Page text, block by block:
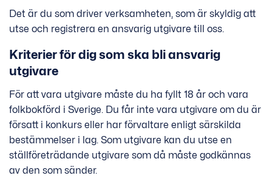
Det är du som driver verksamheten, som är skyldig att
utse och registrera en ansvarig utgivare till oss.
Kriterier för dig som ska bli ansvarig
utgivare
För att vara utgivare måste du ha fyllt 18 år och vara
folkbokförd i Sverige. Du får inte vara utgivare om du är
försatt i konkurs eller har förvaltare enligt särskilda
bestämmelser i lag. Som utgivare kan du utse en
ställföreträdande utgivare som då måste godkännas
av den som sänder.